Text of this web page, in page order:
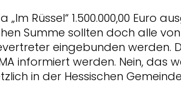
„Im Rüssel“ 1.500.000,00 Euro
Summe sollten doch alle
eingebunden werden.
informiert werden. Nein, das
in der Hessischen